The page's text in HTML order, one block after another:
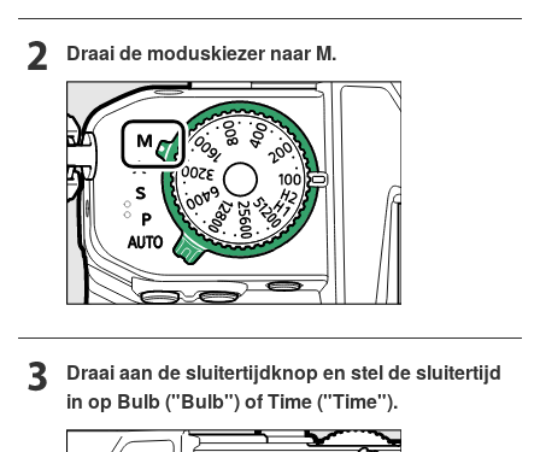
Draai de moduskiezer naar M.
Draai aan de sluitertijdknop en stel de sluitertijd
in op Bulb ("Bulb") of Time ("Time").